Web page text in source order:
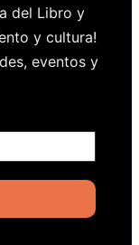
del Libro y
y cultura!
eventos y